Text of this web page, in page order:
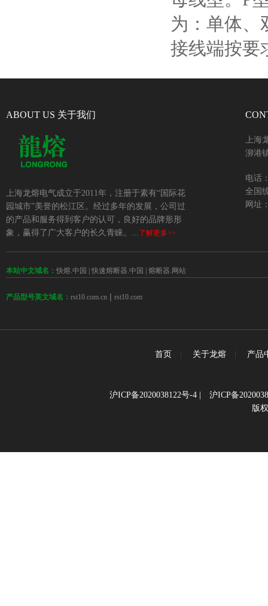
为：单体、
接线端按要
ABOUT US 关于我们
上海龙熔电气成立于2011年，注册于素有“国际花
园城市”美誉的松江区。经过多年的发展，公司过
的产品和服务得到客户的认可，良好的品牌形形
象，赢得了广大客户的长久青睐。...了解更多>>
上海
泖港
电话
全国
网址
本站中文域名： 快熔.中国 快速熔断器.中国 熔断器.网站
产品型号英文域名： rst10.com.cn | rst10.com
首页 关于龙熔 产品
沪ICP备2020038122号-4| 沪ICP备
版